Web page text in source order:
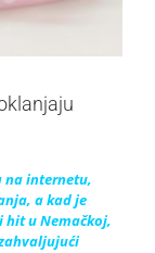
internetu,
a kad je
hit u Nemačkoj,